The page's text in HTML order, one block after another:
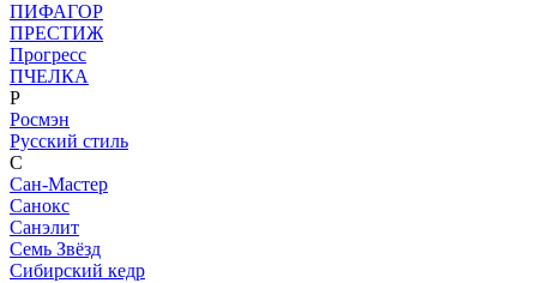
ПИФАГОР
ПРЕСТИЖ
Прогресс
ПЧЕЛКА
Р
Росмэн
Русский стиль
С
Сан-Мастер
Санокс
Санэлит
Семь Звёзд
Сибирский кедр